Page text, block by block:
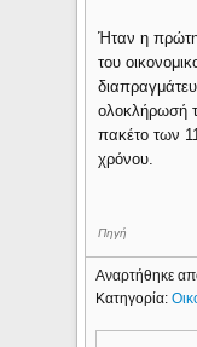
Ήταν η πρώτη
του
ολοκλήρωσή
πακέτο των
χρόνου.
Πηγή
Αναρτήθηκε
Κατηγορία: